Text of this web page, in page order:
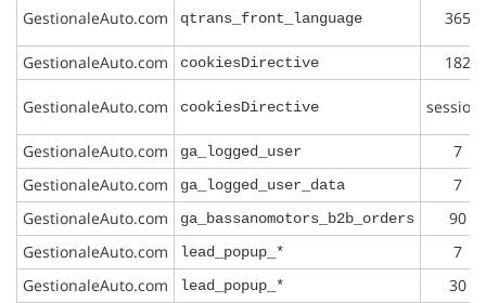
GestionaleAuto.com qtrans_front_language 365
GestionaleAuto.com cookiesDirective 182
GestionaleAuto.com cookiesDirective
GestionaleAuto.com ga_logged_user
7
GestionaleAuto.com
ga_logged_user_data
7
GestionaleAuto.com
ga_bassanomotors_b2b_orders
90
GestionaleAuto.com
lead_popup_*
7
GestionaleAuto.com
lead_popup_*
30